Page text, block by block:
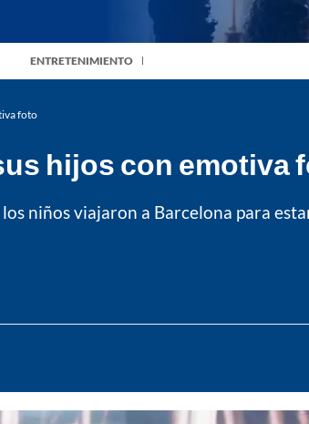
ENTRETENIMIENTO
foto
hijos con emotiva
niños viajaron a Barcelona para